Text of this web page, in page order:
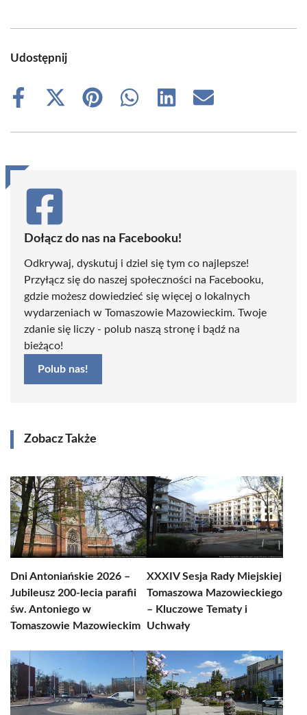
Udostępnij
Share
Share
(Twitter)
Share
Share
Share
Share
Dołącz do nas na Facebooku!
Odkrywaj, dyskutuj i dziel się tym co najlepsze!
Przyłącz się do naszej społeczności na Facebooku,
gdzie możesz dowiedzieć się więcej o lokalnych
wydarzeniach w Tomaszowie Mazowieckim. Twoje
zdanie się liczy - polub naszą stronę i bądź na
bieżąco!
Polub nas!
Zobacz Także
Dni Antoniańskie 2026 –
Jubileusz 200-lecia parafii
św. Antoniego w
Tomaszowie Mazowieckim
XXXIV Sesja Rady Miejskiej
Tomaszowa Mazowieckiego
– Kluczowe Tematy i
Uchwały